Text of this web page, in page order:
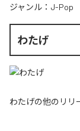
ジャンル： J-Pop
わたげ
わたげの他のリリ